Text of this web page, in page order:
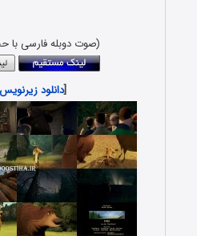
(صوت دوبله فارسی با حجم 79
[دانلود